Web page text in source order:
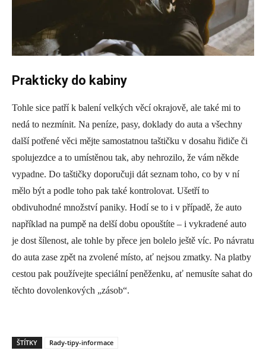
Prakticky do kabiny
Tohle sice patří k balení velkých věcí okrajově, ale také mi to
nedá to nezmínit. Na peníze, pasy, doklady do auta a všechny
další potřené věci mějte samostatnou taštičku v dosahu řidiče či
spolujezdce a to umístěnou tak, aby nehrozilo, že vám někde
vypadne. Do taštičky doporučuji dát seznam toho, co by v ní
mělo být a podle toho pak také kontrolovat. Ušetří to
obdivuhodné množství paniky. Hodí se to i v případě, že auto
například na pumpě na delší dobu opouštíte – i vykradené auto
je dost šílenost, ale tohle by přece jen bolelo ještě víc. Po návratu
do auta zase zpět na zvolené místo, ať nejsou zmatky. Na platby
cestou pak používejte speciální peněženku, ať nemusíte sahat do
těchto dovolenkových „zásob“.
ŠTÍTKY Rady-tipy-informace